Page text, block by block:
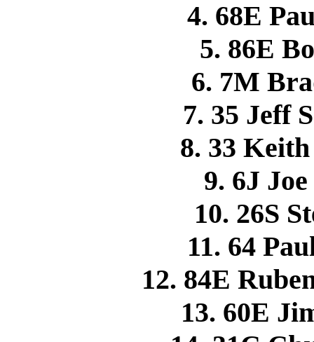
4. 68E
5. 86E
6. 7M
7. 35 Jeff
8. 33
9. 6J
10. 26S
11. 64
12. 84E
13. 60E